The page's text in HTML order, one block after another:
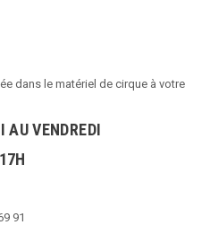
dans le matériel de cirque à votre
AU VENDREDI
91